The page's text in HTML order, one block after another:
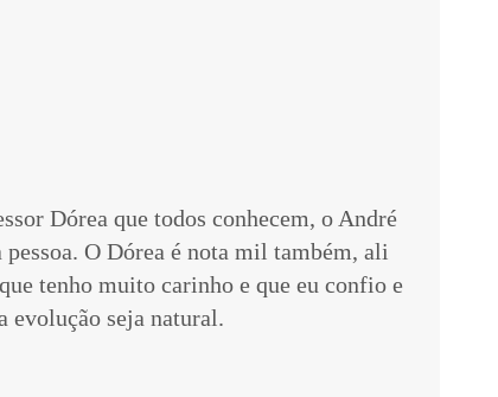
Dórea que todos conhecem, o André
O Dórea é nota mil também, ali
tenho muito carinho e que eu confio e
evolução seja natural.